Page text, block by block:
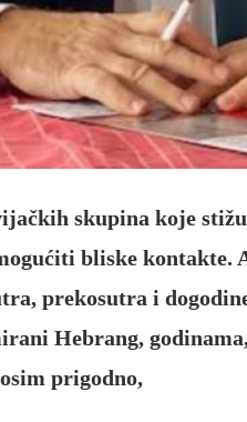
skupina koje
bliske kontakte.
prekosutra i
Hebrang,
prigodno,